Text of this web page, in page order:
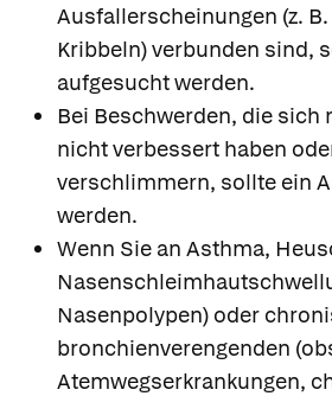
Ausfallerscheinungen (z.
Kribbeln) verbunden sind,
aufgesucht werden.
Bei Beschwerden, die sich
nicht verbessert haben
verschlimmern, sollte ein
werden.
Wenn Sie an Asthma,
Nasenpolypen) oder
bronchienverengenden
Atemwegserkrankungen,